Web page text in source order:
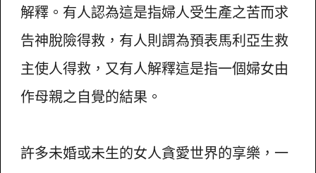
解釋。有人認為這是指婦人受生產之苦而求
告神脫險得救，有人則謂為預表馬利亞生救
主使人得救，又有人解釋這是指一個婦女由
作母親之自覺的結果。
許多未婚或未生的女人貪愛世界的享樂，一